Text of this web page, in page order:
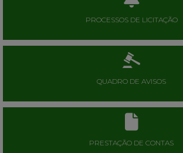
PROCESSOS DE LICITAÇÃO
QUADRO DE AVISOS
PRESTAÇÃO DE CONTAS